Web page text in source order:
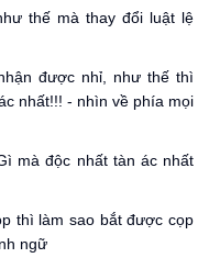
thế mà thay đổi luật lệ
được nhỉ, như thế thì
nhất!!! - nhìn về phía mọi
mà độc nhất tàn ác nhất
thì làm sao bắt được cọp
ngữ